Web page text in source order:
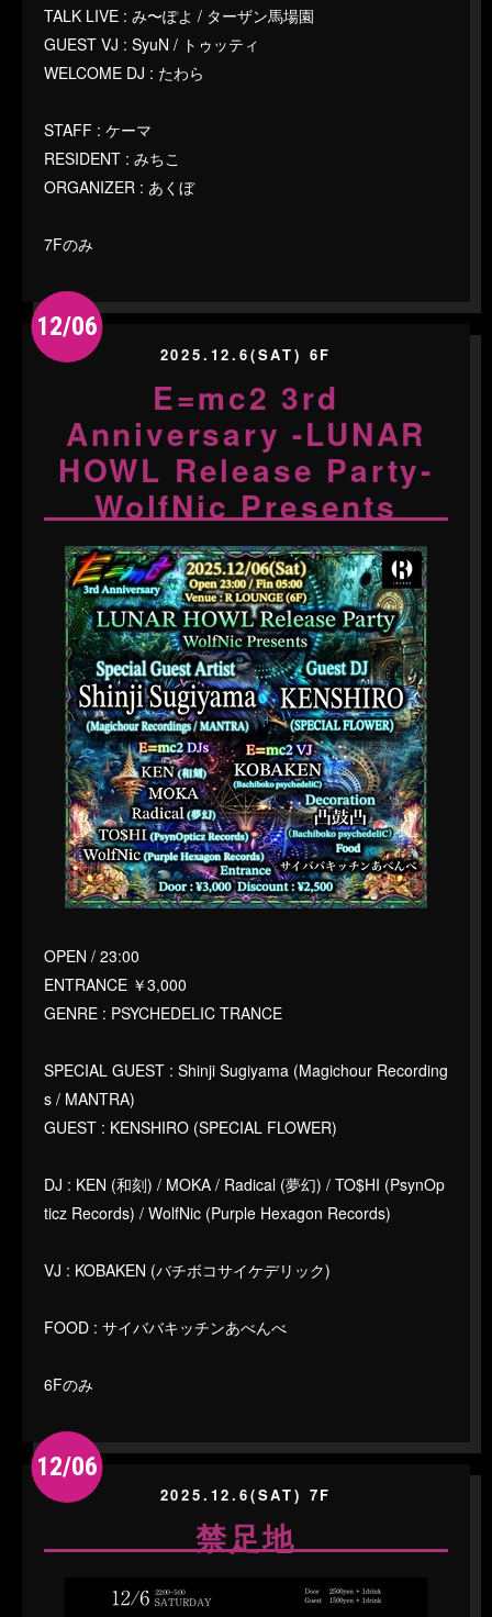
TALK LIVE : み〜ぽよ / ターザン馬場園
GUEST VJ : SyuN / トゥッティ
WELCOME DJ : たわら
STAFF : ケーマ
RESIDENT : みちこ
ORGANIZER : あくぼ
7Fのみ
12/06
2025.12.6(SAT) 6F
E=mc2 3rd
Anniversary -LUNAR
HOWL Release Party-
WolfNic Presents
OPEN / 23:00
ENTRANCE ￥3,000
GENRE : PSYCHEDELIC TRANCE
SPECIAL GUEST : Shinji Sugiyama (Magichour Recording
s / MANTRA)
GUEST : KENSHIRO (SPECIAL FLOWER)
DJ : KEN (和刻) / MOKA / Radical (夢幻) / TO$HI (PsynOp
ticz Records) / WolfNic (Purple Hexagon Records)
VJ : KOBAKEN (バチボコサイケデリック)
FOOD : サイババキッチンあべんべ
6Fのみ
12/06
2025.12.6(SAT) 7F
禁足地